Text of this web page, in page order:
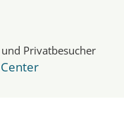
Privatbesucher